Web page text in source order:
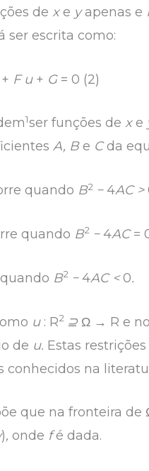
dex e yapenas e
ser escrita como:
+ F u + G = 0 (2)
1ser funções dex e
A, B e Cda
quando B2 −4AC >
quando B2 −4AC=
B2 −4AC <0.
u : R2 ⊇Ω → R e
de u. Estas
conhecidos na
que na fronteira de
), onde fé dada.